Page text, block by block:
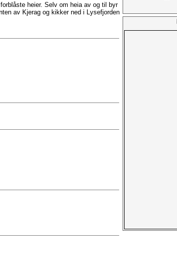
heier. Selv om heia av og til byr
av Kjerag og kikker ned i Lysefjorden